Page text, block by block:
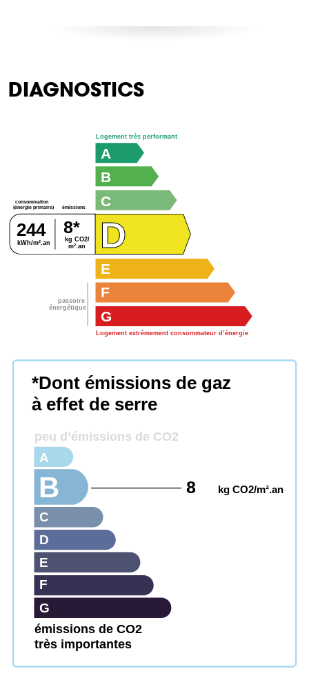
DIAGNOSTICS
passoire
énergétique
consommation
(énergie primaire) émissions
kg CO2/
m².an
kWh/m².an
244 8*
G
Logement extrêmement consommateur d’énergie
F
E
D
C
B
A
Logement très performant
émissions de CO2
très importantes
*Dont émissions de gaz
à effet de serre
peu d’émissions de CO2
G
F
E
D
C
B 8 kg CO2/m².an
A